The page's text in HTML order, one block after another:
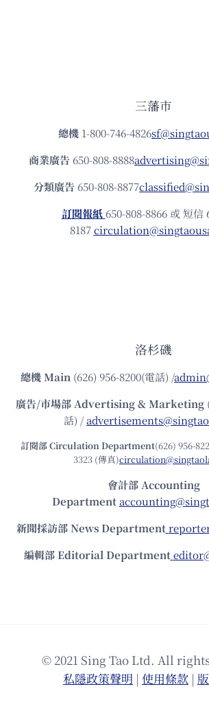
三藩市
總機 1-800-746-4826
商業廣告 650-808-8888
分類廣告 650-808-8877
訂閱報紙 650-808-8866 或 短信
8187
洛杉磯
總機Main (626) 956-8200(電話) /
廣告/市場部Advertising & Marketing
話) /
訂閱部 Circulation Department(626) 956-
3323 (傳真)
會計部 Accounting
Department
新聞採訪部 News Department
編輯部 Editorial Department
© 2021 Sing Tao Ltd. All
私隱政策聲明 | 使⽤條款 |